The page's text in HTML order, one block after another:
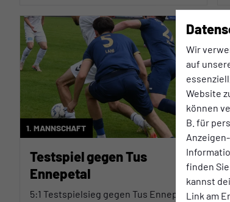
Wir
auf
Website
können
B. für
finden
kannst
Link am
1. MANNSCHAFT
Testspiel gegen Tus
Ennepetal
5:1 Testspielsieg gegen Tus Ennepetal